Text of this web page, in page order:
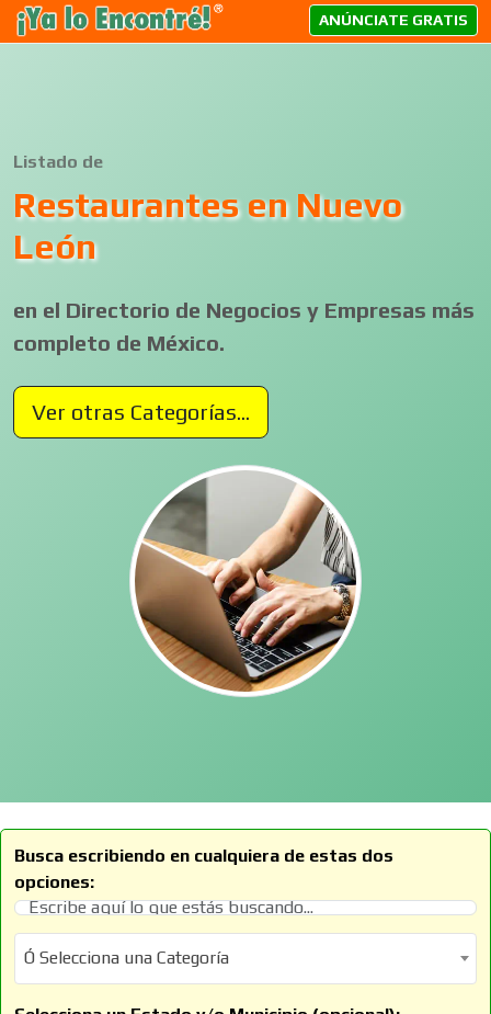
ANÚNCIATE GRATIS
Listado de
Restaurantes en Nuevo
León
en el Directorio de Negocios y Empresas más
completo de México.
Ver otras Categorías...
Busca escribiendo en cualquiera de estas dos
opciones:
Ó Selecciona una Categoría
Ó Selecciona una Categoría